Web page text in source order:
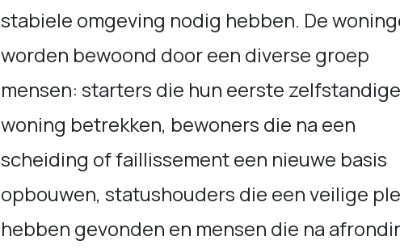
stabiele omgeving nodig hebben. De
worden bewoond door een diverse groep
mensen: starters die hun eerste zelfstandige
woning betrekken, bewoners die na een
scheiding of faillissement een nieuwe basis
opbouwen, statushouders die een veilige
hebben gevonden en mensen die na